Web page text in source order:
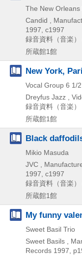
The New
Candid ,
1997, c1997
録音資料（音楽）
所蔵館1館
New York,
Vocal Group 6 1/2
Dreyfus Jazz ,
録音資料（音楽）
所蔵館1館
Black
Mikio Masuda
JVC ,
1997, c1997
録音資料（音楽）
所蔵館1館
My funny
Sweet Basil Trio
Sweet Basils ,
Records 1997,